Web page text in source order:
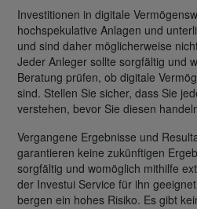
Investitionen in digitale
hochspekulative Anlagen und
und sind daher möglicherweise
Jeder Anleger sollte sorgfältig und
Beratung prüfen, ob digitale
sind. Stellen Sie sicher, dass Sie
verstehen, bevor Sie diesen
Vergangene Ergebnisse und
garantieren keine zukünftigen
sorgfältig und womöglich mithilfe
der Investui Service für ihn
bergen ein hohes Risiko. Es gibt